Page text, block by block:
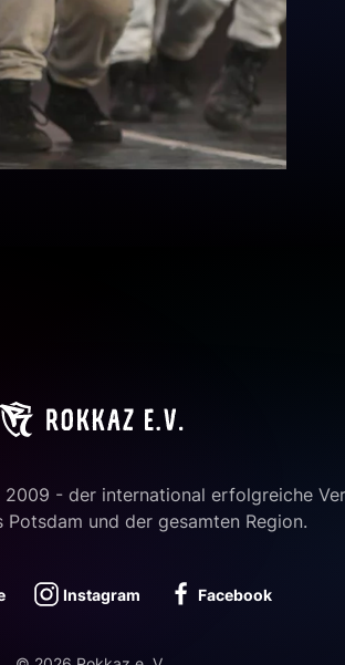
- der international erfolgreiche
Potsdam und der gesamten Region.
Instagram Facebook